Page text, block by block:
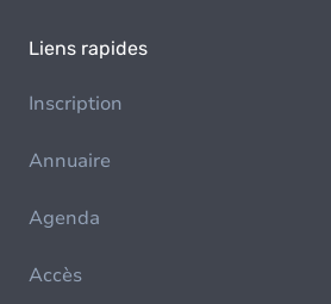
Liens rapides
Inscription
Annuaire
Agenda
Accès